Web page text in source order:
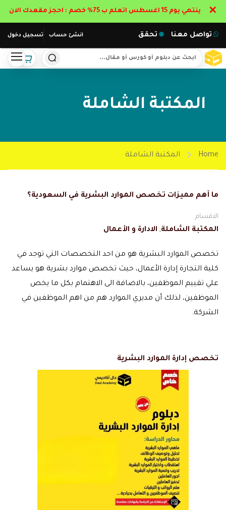
انشئ حساب تسجيل دخول تواصل معنا تحقق
المكتبة الشاملة
Home المكتبة الشاملة
ما أهم مميزات تخصص الموارد البشرية في السعودية؟
الاقسام
المكتبة الشاملة, الادارة و الأعمال
تخصص الموارد البشرية هو من احد التخصصات التي توجد في
كلية التجارة إدارة الأعمال، حيث تخصص موارد بشرية هو يساعد
علي تقييم الموظفين، بالاضافة الى الاهتمام بكل ما يخص
الموظفين، لذلك أن مديري الموارد هم من اهم الموظفين في
الشركة.
تخصص إدارة الموارد البشرية
ينتهي يوم 15 اغسطس اتعلم ب 75% خصم : احجز مقعدك الان ✕